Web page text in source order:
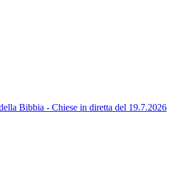
Bibbia - Chiese in diretta del 19.7.2026